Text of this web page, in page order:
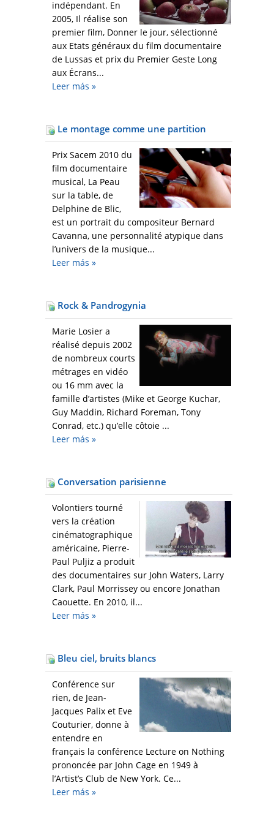
indépendant. En
2005, Il réalise son
premier film, Donner le jour, sélectionné
aux Etats généraux du film documentaire
de Lussas et prix du Premier Geste Long
aux Écrans...
Leer más »
Le montage comme une partition
Prix Sacem 2010 du
film documentaire
musical, La Peau
sur la table, de
Delphine de Blic,
est un portrait du compositeur Bernard
Cavanna, une personnalité atypique dans
l’univers de la musique...
Leer más »
Rock & Pandrogynia
Marie Losier a
réalisé depuis 2002
de nombreux courts
métrages en vidéo
ou 16 mm avec la
famille d’artistes (Mike et George Kuchar,
Guy Maddin, Richard Foreman, Tony
Conrad, etc.) qu’elle côtoie ...
Leer más »
Conversation parisienne
Volontiers tourné
vers la création
cinématographique
américaine, Pierre-
Paul Puljiz a produit
des documentaires sur John Waters, Larry
Clark, Paul Morrissey ou encore Jonathan
Caouette. En 2010, il...
Leer más »
Bleu ciel, bruits blancs
Conférence sur
rien, de Jean-
Jacques Palix et Eve
Couturier, donne à
entendre en
français la conférence Lecture on Nothing
prononcée par John Cage en 1949 à
l’Artist’s Club de New York. Ce...
Leer más »